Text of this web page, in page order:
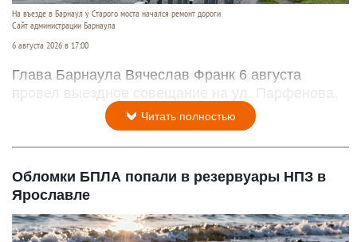
На въезде в Барнаул у Старого моста начался ремонт дороги
Сайт администрации Барнаула
6 августа 2026 в 17:00
Глава Барнаула Вячеслав Франк 6 августа
провел выездное совещание на ул. Парфенова.
Читать полностью
Обломки БПЛА попали в резервуары НПЗ в
Ярославле